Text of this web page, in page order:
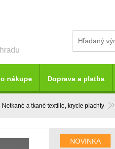
Netkané a tkané textílie, krycie plachty
NOVINKA
nákupe Doprava a platba